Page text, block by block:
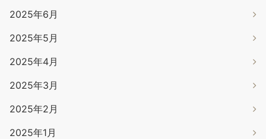
2025年6月
2025年5月
2025年4月
2025年3月
2025年2月
2025年1月